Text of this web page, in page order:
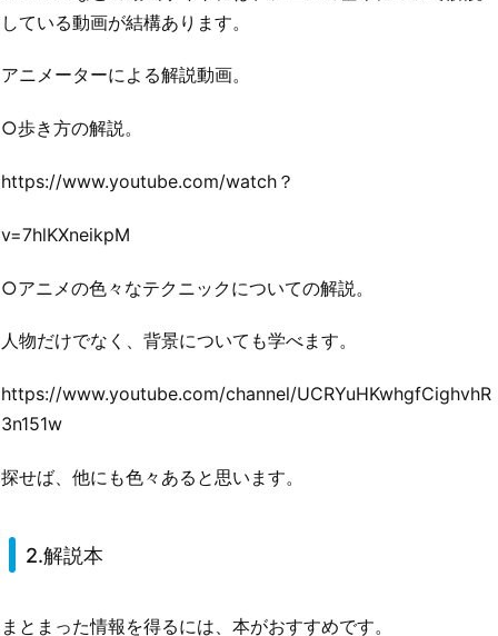
している動画が結構あります。
アニメーターによる解説動画。
○歩き方の解説。
https://www.youtube.com/watch？
v=7hlKXneikpM
○アニメの色々なテクニックについての解説。
人物だけでなく、背景についても学べます。
https://www.youtube.com/channel/UCRYuHKwhgfCighvhR
3n151w
探せば、他にも色々あると思います。
2.解説本
まとまった情報を得るには、本がおすすめです。